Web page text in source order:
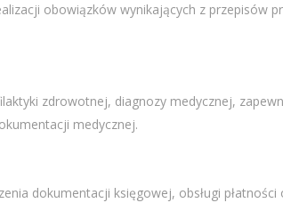
obowiązków wynikających z przepisów
zdrowotnej, diagnozy medycznej,
medycznej.
dokumentacji księgowej, obsługi